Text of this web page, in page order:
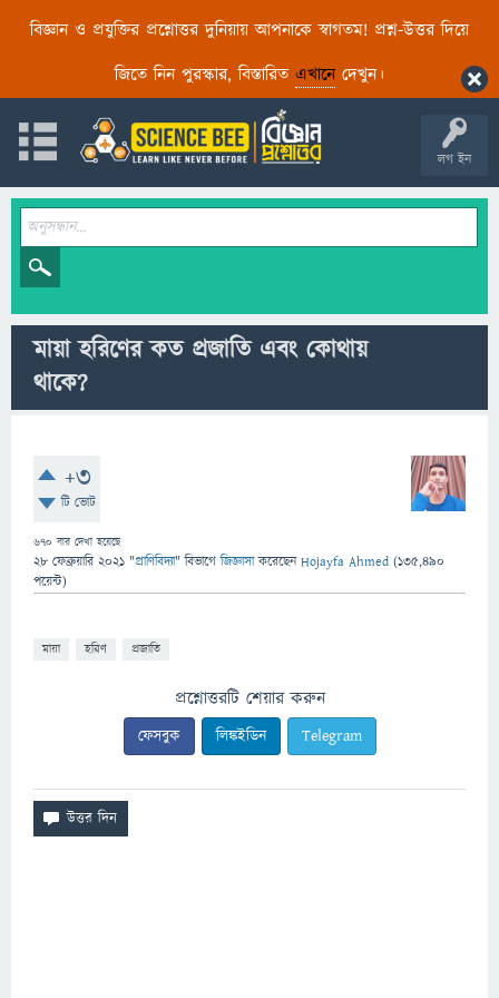
বিজ্ঞান ও প্রযুক্তির প্রশ্নোত্তর দুনিয়ায় আপনাকে স্বাগতম! প্রশ্ন-উত্তর দিয়ে
জিতে নিন পুরস্কার, বিস্তারিত এখানেদেখুন।
লগ ইন
মায়া হরিণের কত প্রজাতি এবং কোথায়
থাকে?
+3
টি ভোট
670 বার দেখা হয়েছে
28 ফেব্রুয়ারি 2021 "প্রাণিবিদ্যা" বিভাগে জিজ্ঞাসাকরেছেনHojayfa Ahmed (135,490
পয়েন্ট)
মায়া হরিণ প্রজাতি
প্রশ্নোত্তরটি শেয়ার করুন
ফেসবুক লিঙ্কইডিন Telegram